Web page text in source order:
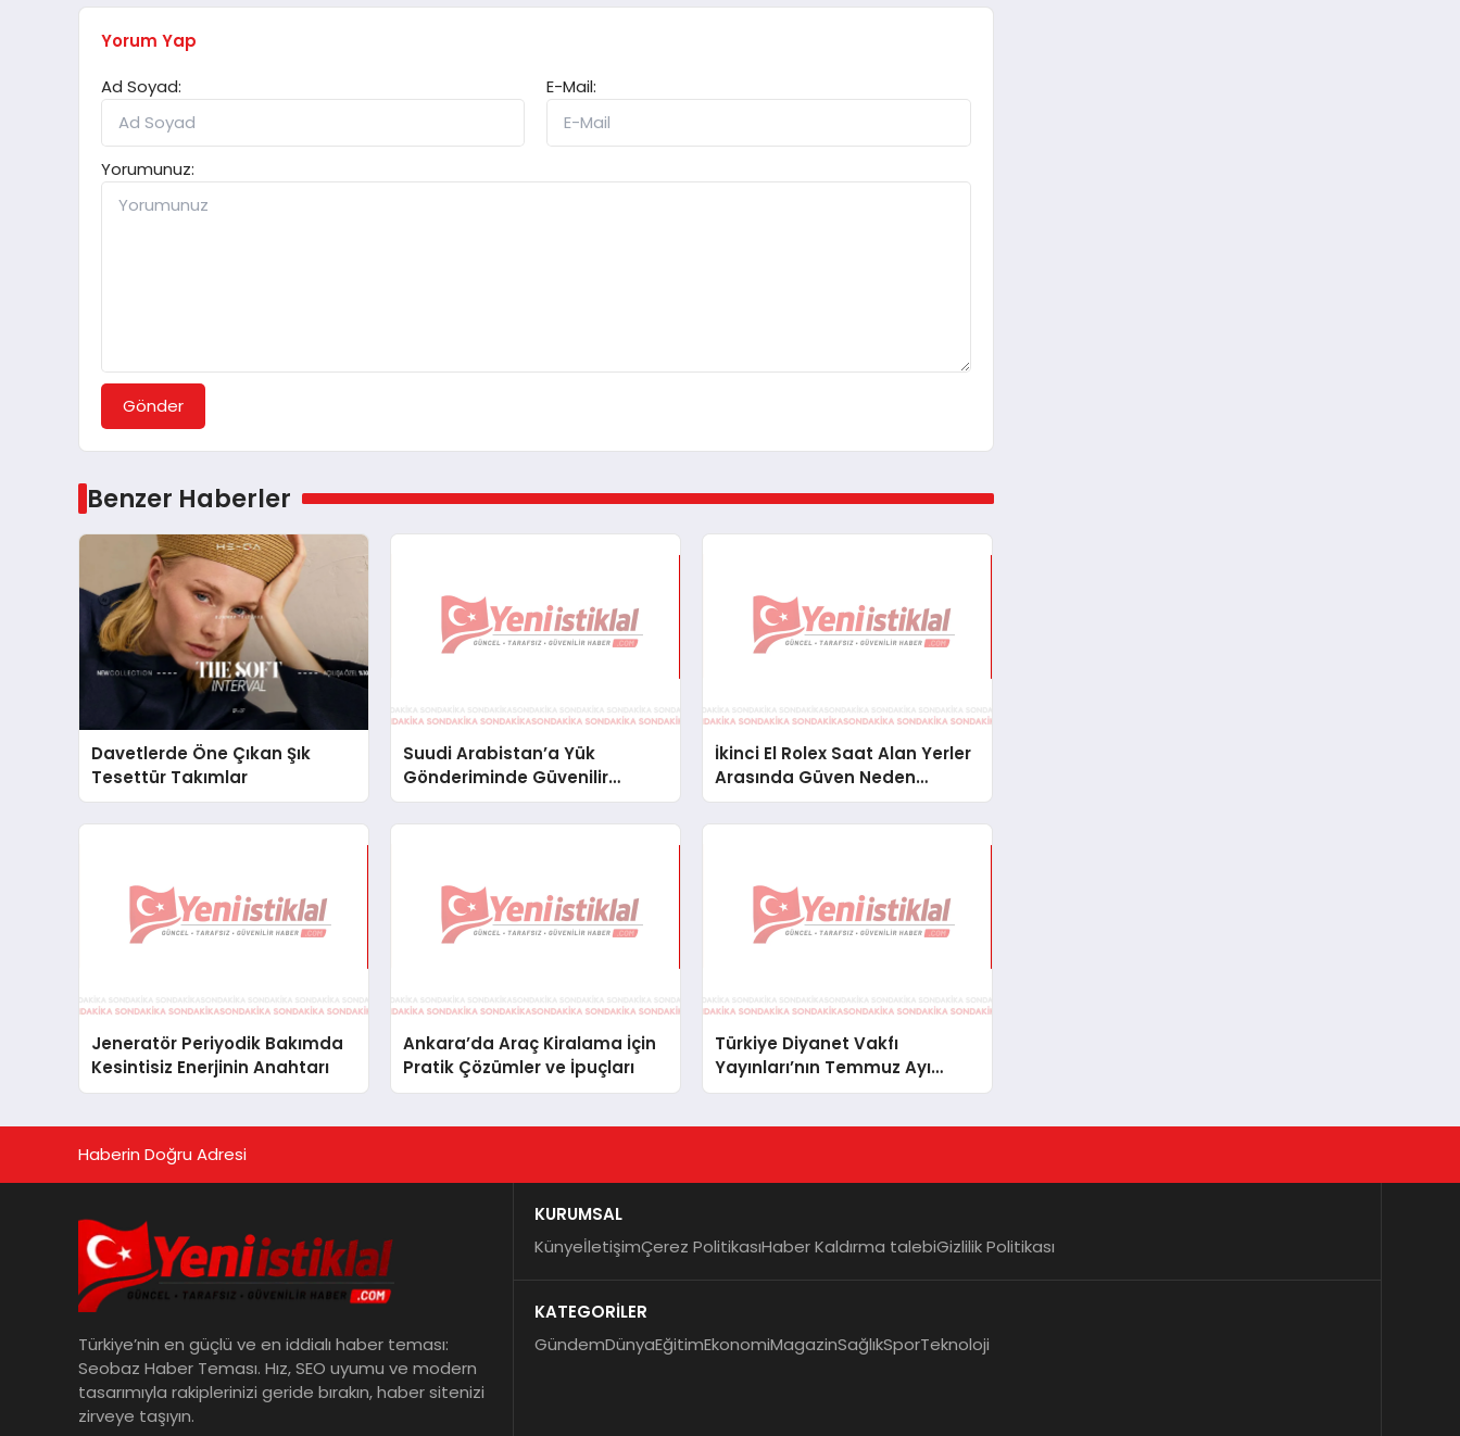
Yorum Yap
Ad Soyad:
E-Mail:
Yorumunuz:
Gönder
Benzer Haberler
Davetlerde Öne Çıkan Şık
Tesettür Takımlar
Suudi Arabistan’a Yük
Gönderiminde Güvenilir
Lojistik ve Nakliye Çözümleri
İkinci El Rolex Saat Alan Yerler
Arasında Güven Neden
Önemlidir?
Jeneratör Periyodik Bakımda
Kesintisiz Enerjinin Anahtarı
Ankara’da Araç Kiralama İçin
Pratik Çözümler ve İpuçları
Türkiye Diyanet Vakfı
Yayınları’nın Temmuz Ayı
Fırsat Köşesinde Bülent Ata
Haberin Doğru Adresi
Türkiye’nin en güçlü ve en iddialı haber teması:
Seobaz Haber Teması. Hız, SEO uyumu ve modern
tasarımıyla rakiplerinizi geride bırakın, haber sitenizi
zirveye taşıyın.
KURUMSAL
KünyeİletişimÇerez PolitikasıHaber Kaldırma talebiGizlilik Politikası
KATEGORİLER
GündemDünyaEğitimEkonomiMagazinSağlıkSporTeknoloji